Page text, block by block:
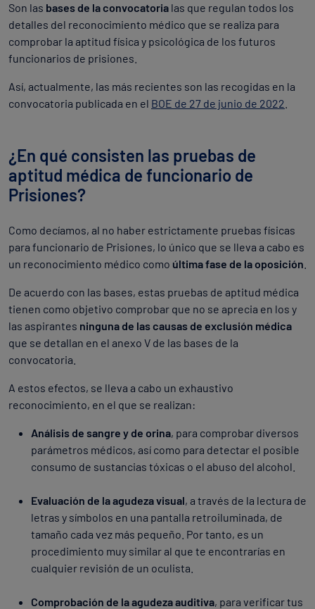
Son las bases de la convocatoria las que regulan todos los
detalles del reconocimiento médico que se realiza para
comprobar la aptitud física y psicológica de los futuros
funcionarios de prisiones.
Así, actualmente, las más recientes son las recogidas en la
convocatoria publicada en el BOE de 27 de junio de 2022
¿En qué consisten las pruebas de
aptitud médica de funcionario de
Prisiones?
Como decíamos, al no haber estrictamente pruebas físicas
para funcionario de Prisiones, lo único que se lleva a cabo es
un reconocimiento médico como última fase de la oposición
De acuerdo con las bases, estas pruebas de aptitud médica
tienen como objetivo comprobar que no se aprecia en los y
las aspirantes ninguna de las causas de exclusión médica
que se detallan en el anexo V de las bases de la
convocatoria.
A estos efectos, se lleva a cabo un exhaustivo
reconocimiento, en el que se realizan:
Análisis de sangre y de orina, para comprobar diversos
parámetros médicos, así como para detectar el posible
consumo de sustancias tóxicas o el abuso del alcohol.
Evaluación de la agudeza visual, a través de la lectura de
letras y símbolos en una pantalla retroiluminada, de
tamaño cada vez más pequeño. Por tanto, es un
procedimiento muy similar al que te encontrarías en
cualquier revisión de un oculista.
Comprobación de la agudeza auditiva, para verificar tus